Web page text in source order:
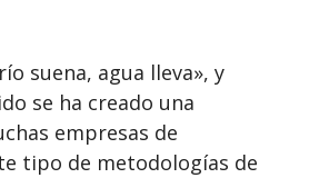
suena, agua lleva», y
se ha creado una
empresas de
tipo de metodologías de